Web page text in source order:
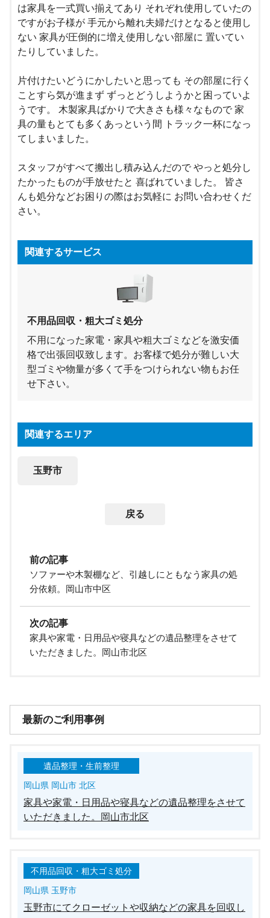
は家具を一式買い揃えてあり それぞれ使用していたの
ですがお子様が 手元から離れ夫婦だけとなると使用し
ない 家具が圧倒的に増え使用しない部屋に 置いてい
たりしていました。
片付けたいどうにかしたいと思っても その部屋に行く
ことすら気が進まず ずっとどうしようかと困っていよ
うです。 木製家具ばかりで大きさも様々なもので 家
具の量もとても多くあっという間 トラック一杯になっ
てしまいました。
スタッフがすべて搬出し積み込んだので やっと処分し
たかったものが手放せたと 喜ばれていました。 皆さ
んも処分などお困りの際はお気軽に お問い合わせくだ
さい。
関連するサービス
不用品回収・粗大ゴミ処分
不用になった家電・家具や粗大ゴミなどを激安価
格で出張回収致します。お客様で処分が難しい大
型ゴミや物量が多くて手をつけられない物もお任
せ下さい。
関連するエリア
玉野市
戻る
前の記事
ソファーや木製棚など、引越しにともなう家具の処
分依頼。岡山市中区
次の記事
家具や家電・日用品や寝具などの遺品整理をさせて
いただきました。岡山市北区
最新のご利用事例
遺品整理・生前整理
岡山県 岡山市 北区
家具や家電・日用品や寝具などの遺品整理をさせて
いただきました。岡山市北区
不用品回収・粗大ゴミ処分
岡山県 玉野市
玉野市にてクローゼットや収納などの家具を回収し